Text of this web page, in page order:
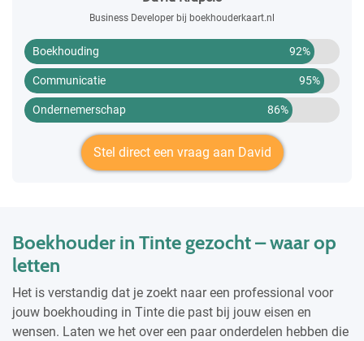
Business Developer bij boekhouderkaart.nl
Boekhouding 92%
Communicatie 95%
Ondernemerschap 86%
Stel direct een vraag aan David
Boekhouder in Tinte gezocht – waar op
letten
Het is verstandig dat je zoekt naar een professional voor
jouw boekhouding in Tinte die past bij jouw eisen en
wensen. Laten we het over een paar onderdelen hebben die